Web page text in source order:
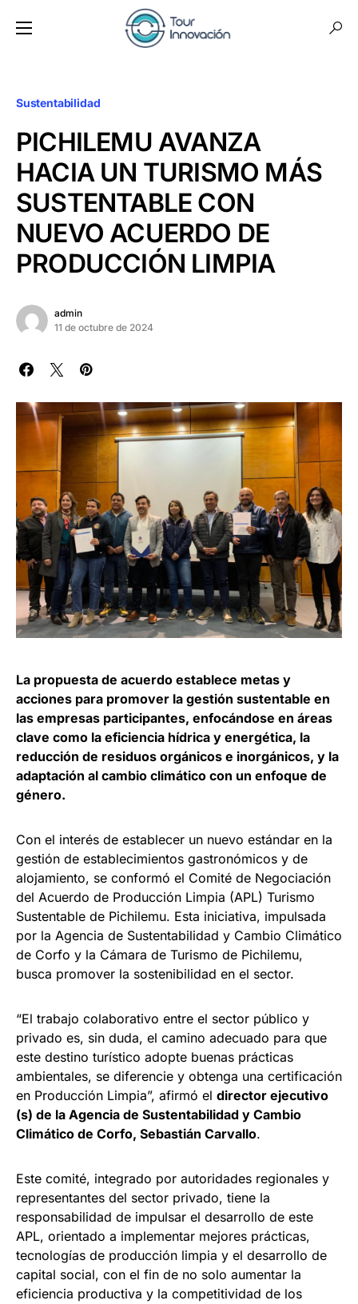
Sustentabilidad
PICHILEMU AVANZA
HACIA UN TURISMO MÁS
SUSTENTABLE CON
NUEVO ACUERDO DE
PRODUCCIÓN LIMPIA
admin
11 de octubre de 2024
La propuesta de acuerdo establece metas y
acciones para promover la gestión sustentable en
las empresas participantes, enfocándose en áreas
clave como la eficiencia hídrica y energética, la
reducción de residuos orgánicos e inorgánicos, y la
adaptación al cambio climático con un enfoque de
género.
Con el interés de establecer un nuevo estándar en la
gestión de establecimientos gastronómicos y de
alojamiento, se conformó el Comité de Negociación
del Acuerdo de Producción Limpia (APL) Turismo
Sustentable de Pichilemu. Esta iniciativa, impulsada
por la Agencia de Sustentabilidad y Cambio Climático
de Corfo y la Cámara de Turismo de Pichilemu,
busca promover la sostenibilidad en el sector.
“El trabajo colaborativo entre el sector público y
privado es, sin duda, el camino adecuado para que
este destino turístico adopte buenas prácticas
ambientales, se diferencie y obtenga una certificación
en Producción Limpia”, afirmó el director ejecutivo
(s) de la Agencia de Sustentabilidad y Cambio
Climático de Corfo, Sebastián Carvallo.
Este comité, integrado por autoridades regionales y
representantes del sector privado, tiene la
responsabilidad de impulsar el desarrollo de este
APL, orientado a implementar mejores prácticas,
tecnologías de producción limpia y el desarrollo de
capital social, con el fin de no solo aumentar la
eficiencia productiva y la competitividad de los